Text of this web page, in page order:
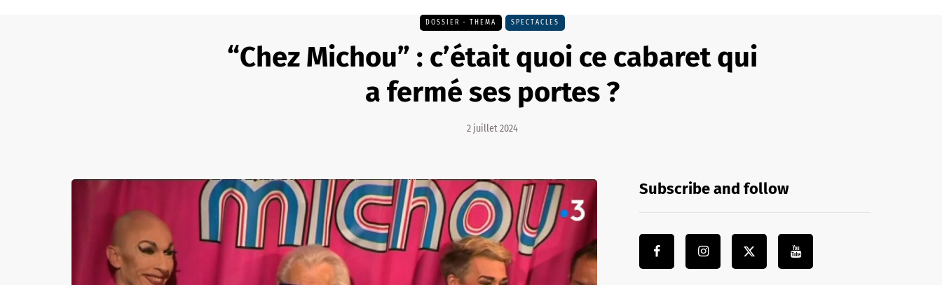
DOSSIER - THEMA SPECTACLES
“Chez Michou” : c’était quoi ce cabaret qui
a fermé ses portes ?
2 juillet 2024
Subscribe and follow